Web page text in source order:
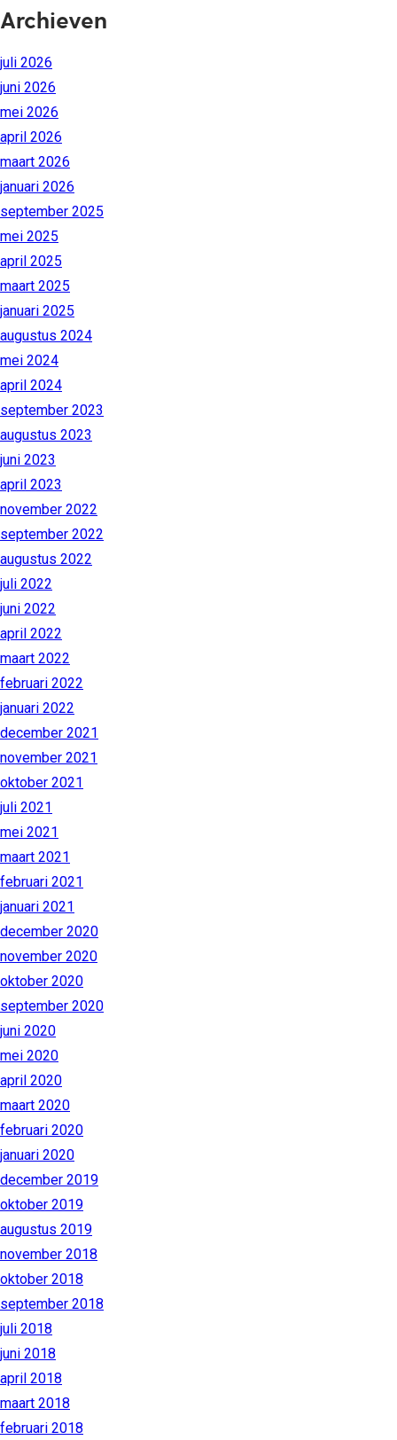
Archieven
juli 2026
juni 2026
mei 2026
april 2026
maart 2026
januari 2026
september 2025
mei 2025
april 2025
maart 2025
januari 2025
augustus 2024
mei 2024
april 2024
september 2023
augustus 2023
juni 2023
april 2023
november 2022
september 2022
augustus 2022
juli 2022
juni 2022
april 2022
maart 2022
februari 2022
januari 2022
december 2021
november 2021
oktober 2021
juli 2021
mei 2021
maart 2021
februari 2021
januari 2021
december 2020
november 2020
oktober 2020
september 2020
juni 2020
mei 2020
april 2020
maart 2020
februari 2020
januari 2020
december 2019
oktober 2019
augustus 2019
november 2018
oktober 2018
september 2018
juli 2018
juni 2018
april 2018
maart 2018
februari 2018